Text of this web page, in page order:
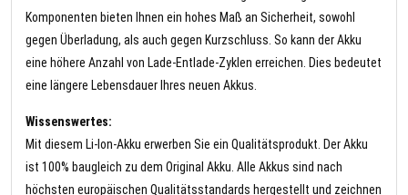
Komponenten bieten Ihnen ein hohes Maß an Sicherheit, sowohl
gegen Überladung, als auch gegen Kurzschluss. So kann der Akku
eine höhere Anzahl von Lade-Entlade-Zyklen erreichen. Dies bedeutet
eine längere Lebensdauer Ihres neuen Akkus.
Wissenswertes:
Mit diesem Li-Ion-Akku erwerben Sie ein Qualitätsprodukt. Der Akku
ist 100% baugleich zu dem Original Akku. Alle Akkus sind nach
höchsten europäischen Qualitätsstandards hergestellt und zeichnen